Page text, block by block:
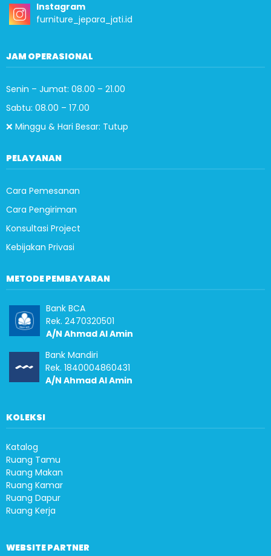
Instagram
furniture_jepara_jati.id
JAM OPERASIONAL
Senin – Jumat: 08.00 – 21.00
Sabtu: 08.00 – 17.00
❌ Minggu & Hari Besar: Tutup
PELAYANAN
Cara Pemesanan
Cara Pengiriman
Konsultasi Project
Kebijakan Privasi
METODE PEMBAYARAN
Bank BCA
Rek. 2470320501
A/N Ahmad Al Amin
Bank Mandiri
Rek. 1840004860431
A/N Ahmad Al Amin
KOLEKSI
Katalog
Ruang Tamu
Ruang Makan
Ruang Kamar
Ruang Dapur
Ruang Kerja
WEBSITE PARTNER